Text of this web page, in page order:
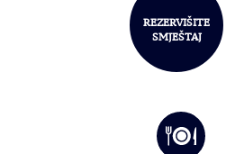
REZERVIŠITE
SMJEŠTAJ